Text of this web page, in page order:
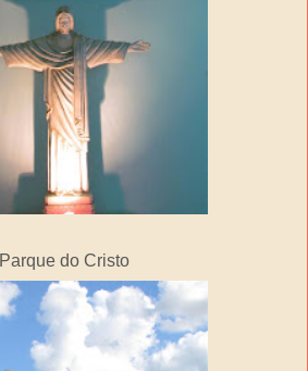
Parque do Cristo